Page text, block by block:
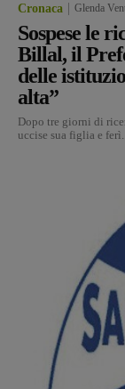
Cronaca Glenda
Sospese le
Billal, il
delle
alta”
Dopo tre giorni di
uccise sua figlia e ferì...